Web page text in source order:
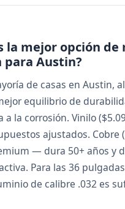
la mejor opción
para Austin?
de casas en Austin,
equilibrio de
a la corrosión. Vinilo
ajustados. Cobre
— dura 50+ años y
Para las 36
de calibre .032 es